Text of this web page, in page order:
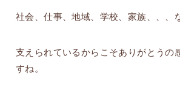
社会、仕事、地域、学校、家族、、、
支えられているからこそありがとうの
すね。